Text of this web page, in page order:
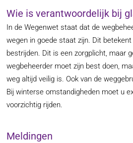
Wie is verantwoordelijk bij
In de Wegenwet staat dat de
wegen in goede staat zijn. Dit
bestrijden. Dit is een zorgplicht, maar
wegbeheerder moet zijn best doen,
weg altijd veilig is. Ook van de
Bij winterse omstandigheden moet u
voorzichtig rijden.
Meldingen